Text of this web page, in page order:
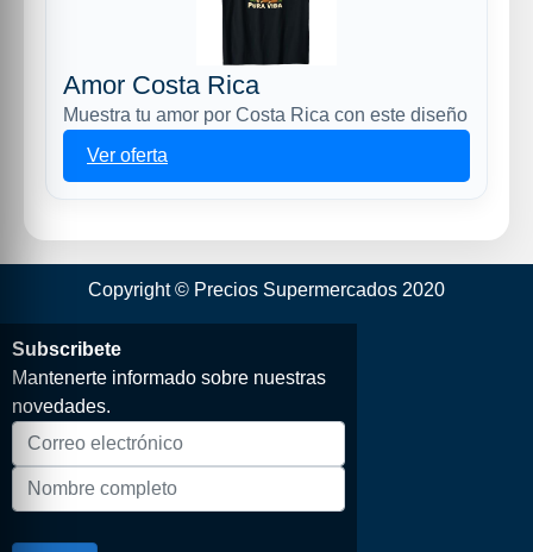
Amor Costa Rica
Muestra tu amor por Costa Rica con este diseño
Ver oferta
Copyright © Precios Supermercados 2020
Subscribete
Mantenerte informado sobre nuestras
novedades.